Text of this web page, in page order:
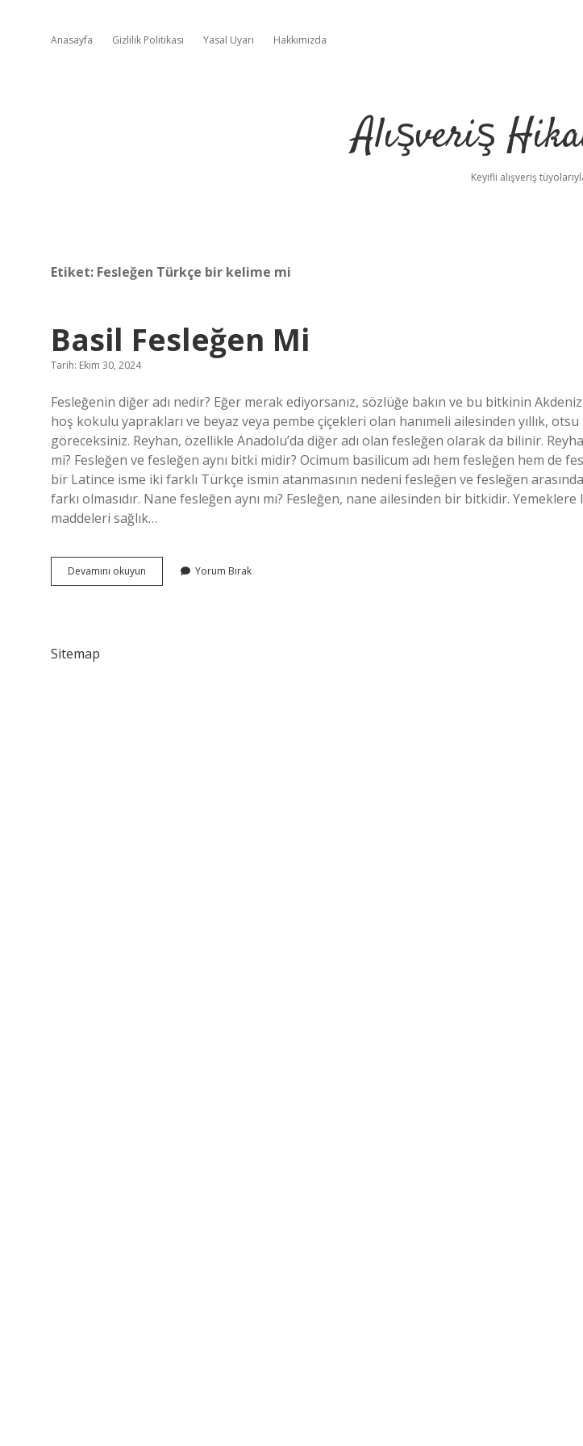
Anasayfa Gizlilik Politikası Yasal Uyarı Hakkımızda
Alışveriş
Keyifli alışveriş
Etiket: Fesleğen Türkçe bir kelime mi
Basil Fesleğen Mi
Tarih: Ekim 30, 2024
Fesleğenin diğer adı nedir? Eğer merak ediyorsanız, sözlüğe bakın ve bu bitkinin
hoş kokulu yaprakları ve beyaz veya pembe çiçekleri olan hanımeli ailesinden yıllık,
göreceksiniz. Reyhan, özellikle Anadolu’da diğer adı olan fesleğen olarak da bilinir.
mi? Fesleğen ve fesleğen aynı bitki midir? Ocimum basilicum adı hem fesleğen hem de
bir Latince isme iki farklı Türkçe ismin atanmasının nedeni fesleğen ve fesleğen
farkı olmasıdır. Nane fesleğen aynı mı? Fesleğen, nane ailesinden bir bitkidir.
maddeleri sağlık…
Devamını okuyun
Fesleğen
Yorum Bırak
Sitemap